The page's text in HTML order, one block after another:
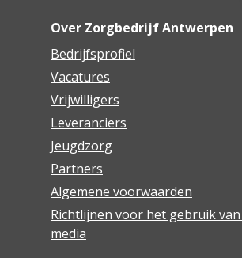
Over Zorgbedrijf Antwerpen
Bedrijfsprofiel
Vacatures
Vrijwilligers
Leveranciers
Jeugdzorg
Partners
Algemene voorwaarden
Richtlijnen voor het gebruik van
media